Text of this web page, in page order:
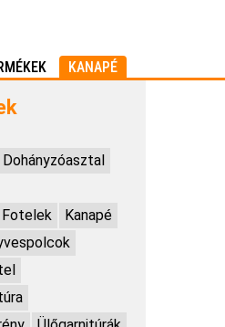
KANAPÉ
Dohányzóasztal
Fotelek
Kanapé